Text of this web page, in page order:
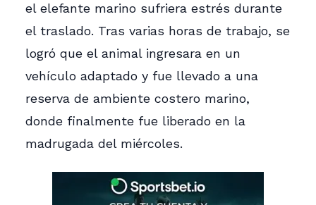
el elefante marino sufriera estrés durante
el traslado. Tras varias horas de trabajo, se
logró que el animal ingresara en un
vehículo adaptado y fue llevado a una
reserva de ambiente costero marino,
donde finalmente fue liberado en la
madrugada del miércoles.